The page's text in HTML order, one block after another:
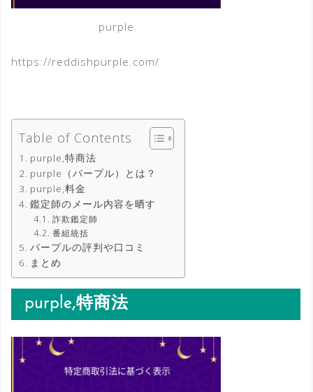
purple
https://reddishpurple.com/
Table of Contents
purple,特商法
purple（パープル）とは？
purple,料金
鑑定師のメール内容を晒す
詐欺鑑定師
番組統括
パープルの評判や口コミ
まとめ
purple,特商法